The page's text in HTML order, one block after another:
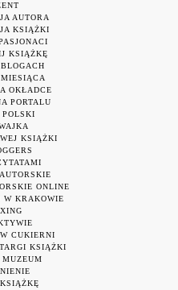
AUTORA
KSIĄŻKI
KSIĄŻKĘ
OKŁADCE
PORTALU
POLSKI
KSIĄŻKI
ONLINE
KRAKOWIE
CUKIERNI
KSIĄŻKI
MUZEUM